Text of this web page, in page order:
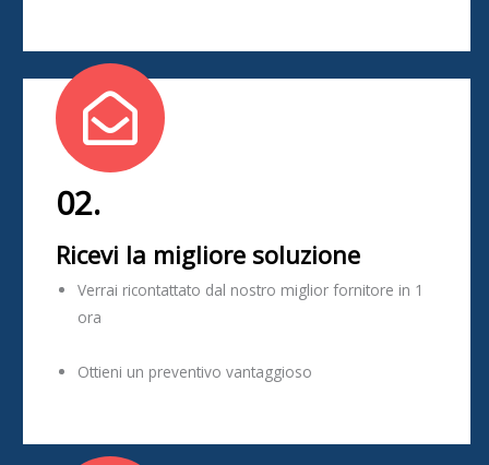
02.
Ricevi la migliore soluzione
Verrai ricontattato dal nostro miglior fornitore in 1
ora
Ottieni un preventivo vantaggioso